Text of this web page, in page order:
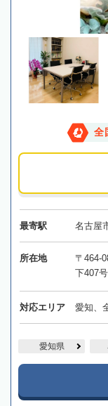
全
最寄駅 名古屋
所在地
〒464-
下407号
対応エリア 愛知、
愛知県